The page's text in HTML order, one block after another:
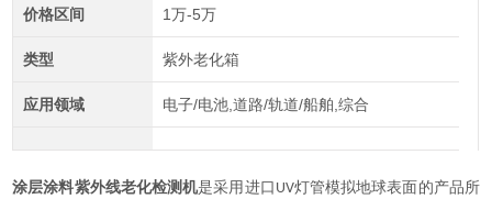
价格区间 1万-5万
类型 紫外老化箱
应用领域 电子/电池,道路/轨道/船舶,综合
涂层涂料紫外线老化检测机是采用进口 UV灯管模拟地球表面的产品所